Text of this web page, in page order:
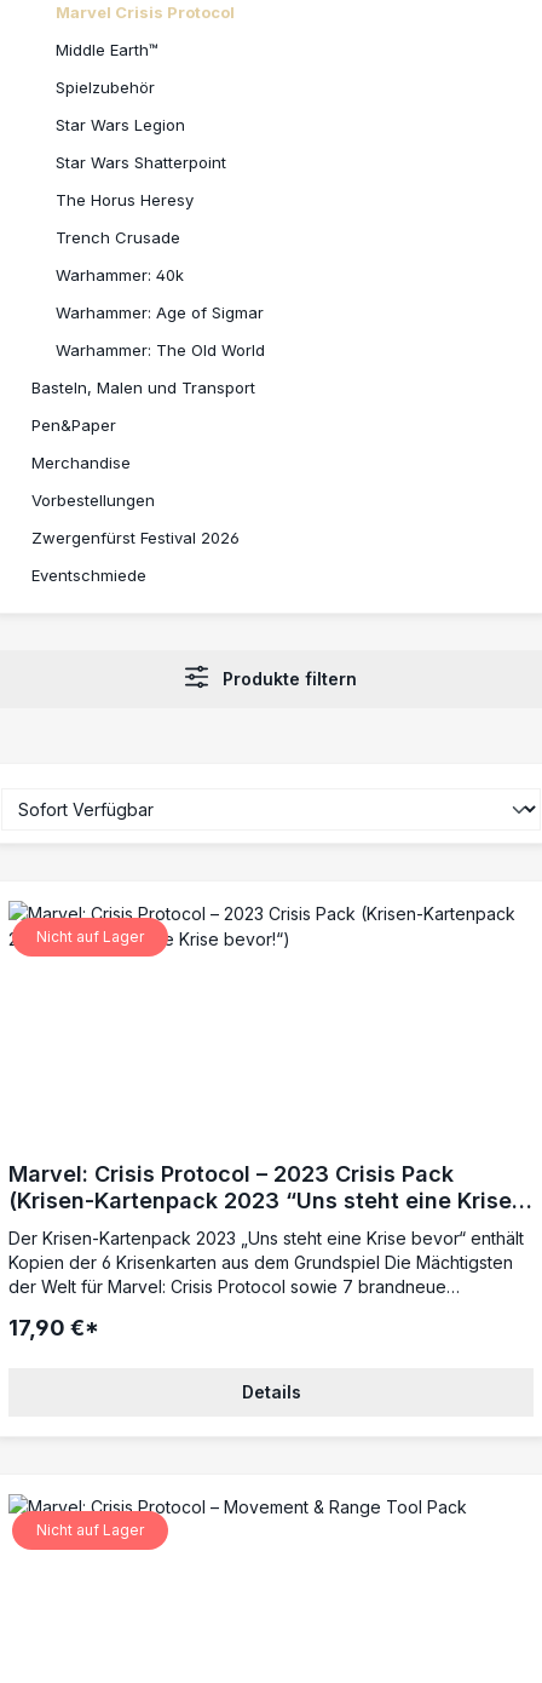
Marvel Crisis Protocol
Middle Earth™
Spielzubehör
Star Wars Legion
Star Wars Shatterpoint
The Horus Heresy
Trench Crusade
Warhammer: 40k
Warhammer: Age of Sigmar
Warhammer: The Old World
Basteln, Malen und Transport
Pen&Paper
Merchandise
Vorbestellungen
Zwergenfürst Festival 2026
Eventschmiede
Produkte filtern
Nicht auf Lager
Marvel: Crisis Protocol – 2023 Crisis Pack
(Krisen-Kartenpack 2023 “Uns steht eine Krise
bevor!“)
Der Krisen-Kartenpack 2023 „Uns steht eine Krise bevor“ enthält
Kopien der 6 Krisenkarten aus dem Grundspiel Die Mächtigsten
der Welt für Marvel: Crisis Protocol sowie 7 brandneue
überraschende Wendungen sorgen. Die Spieler können ihre
dabei aber immer den Daily Bugle im Auge behalten.Zum Spielen
17,90 €*
Details
Nicht auf Lager